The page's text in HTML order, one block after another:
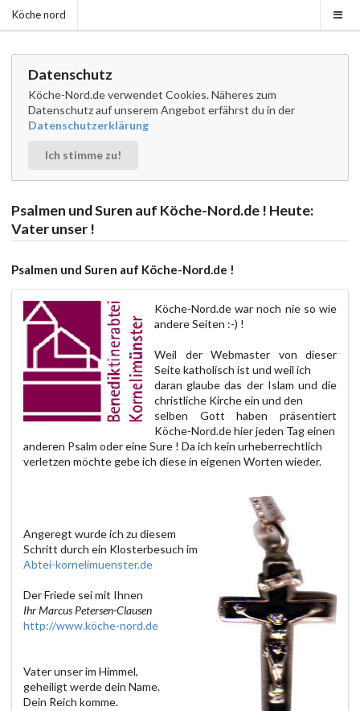
Köche nord
Datenschutz
Köche-Nord.de verwendet Cookies. Näheres zum
Datenschutz auf unserem Angebot erfährst du in der
Datenschutzerklärung
Ich stimme zu!
Psalmen und Suren auf Köche-Nord.de ! Heute:
Vater unser !
Psalmen und Suren auf Köche-Nord.de !
Köche-Nord.de war noch nie so wie
andere Seiten :-) !
Weil der Webmaster von dieser
Seite katholisch ist und weil ich
daran glaube das der Islam und die
christliche Kirche ein und den
selben Gott haben präsentiert
Köche-Nord.de hier jeden Tag einen
anderen Psalm oder eine Sure ! Da ich kein urheberrechtlich
verletzen möchte gebe ich diese in eigenen Worten wieder.
Angeregt wurde ich zu diesem
Schritt durch ein Klosterbesuch im
Abtei-kornelimuenster.de
Der Friede sei mit Ihnen
Ihr Marcus Petersen-Clausen
http://www.köche-nord.de
Vater unser im Himmel,
geheiligt werde dein Name.
Dein Reich komme.